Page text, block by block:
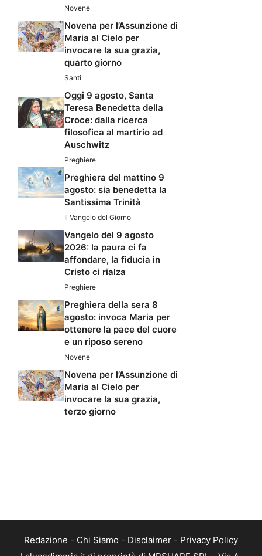
Novene
Novena per l’Assunzione di
Maria al Cielo per
invocare la sua grazia,
quarto giorno
Santi
Oggi 9 agosto, Santa
Teresa Benedetta della
Croce: dalla ricerca
filosofica al martirio ad
Auschwitz
Preghiere
Preghiera del mattino 9
agosto: sia benedetta la
Santissima Trinità
Il Vangelo del Giorno
Vangelo del 9 agosto
2026: la paura ci fa
affondare, la fiducia in
Cristo ci rialza
Preghiere
Preghiera della sera 8
agosto: invoca Maria per
ottenere la pace del cuore
e un riposo sereno
Novene
Novena per l’Assunzione di
Maria al Cielo per
invocare la sua grazia,
terzo giorno
Redazione - Chi Siamo - Disclaimer - Privacy Policy